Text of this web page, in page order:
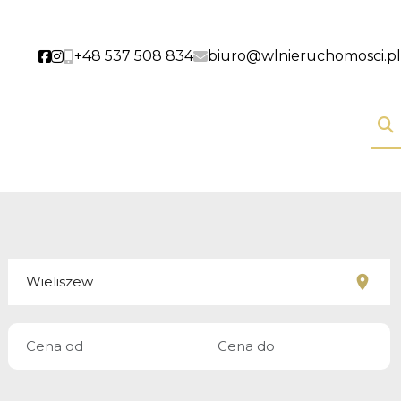
Social link
Social link
+48 537 508 834 biuro@wlnieruchomosci.pl